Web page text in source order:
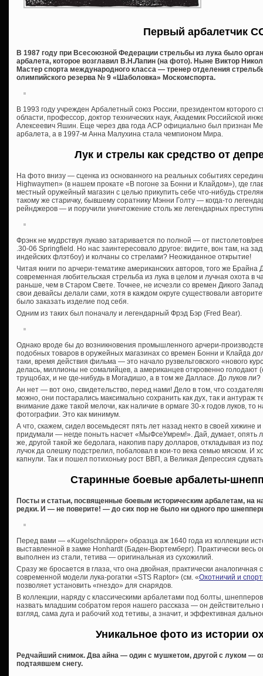
Первый арбалетчик
В 1987 году при Всесоюзной Федерации стрельбы из лука было
арбалета, которое возглавил В.Н.Лапин (на фото). Ныне Виктор
Мастер спорта международного класса — тренер отделения
олимпийского резерва № 9 «Шаболовка» Москомспорта.
В 1993 году учрежден Арбалетный союз России, президентом которого
области, профессор, доктор технических наук, Академик Российской
Алексеевич Яшин. Еще через два года АСР официально был признан
арбалета, а в 1997-м Анна Малухина стала чемпионом Мира.
Лук и стрелы как средство от
На фото внизу — сценка из основанного на реальных событиях
Highwaymen» (в нашем прокате «В погоне за Бонни и Клайдом»), где
местный оружейный магазин с целью прикупить себе что-нибудь
такому же старичку, бывшему соратнику Мэнни Голту — когда-то
рейнджеров — и поручили уничтожение столь же легендарных
Фрэнк не мудрствуя лукаво затаривается по полной — от пистолетов/
.30-06 Springfield. Но нас заинтересовало другое: видите, вон там, на
индейских флэтбоу) и колчаны со стрелами? Неожиданное открытие!
Читая книги по арчери-тематике американских авторов, того же
современная любительская стрельба из лука в целом и лучная охота в
раньше, чем в Старом Свете. Точнее, не исчезли со времен Дикого
свои девайсы делали сами, хотя в каждом округе существовали
было заказать изделие под себя.
Одним из таких был поначалу и легендарный Фрэд Бэр (Fred Bear).
Однако вроде бы до возникновения промышленного арчери-
подобных товаров в оружейных магазинах со времен Бонни и Клайда
таки, время действия фильма — это начало рузвельтовского «нового
делась, миллионы не сомалийцев, а американцев откровенно голодают
трущобах, и не где-нибудь в Могадишо, а в том же Далласе. До луков ли?
Ан нет — вот оно, свидетельство, перед нами! Дело в том, что
можно, они постарались максимально сохранить как дух, так и антураж
внимание даже такой мелочи, как наличие в ормаге 30-х годов луков, то
фотографии. Это как минимум.
А что, скажем, сидел восемьдесят пять лет назад некто в своей хижине
придумали — негде поныть насчет «МыФсеУмрем!». Дай, думает, опять
же, другой такой же бедолага, накопив пару долларов, откладывая из
лучок да олешку подстрелил, побаловал в кои-то века семью мяском. И
капнули. Так и пошел потихоньку рост ВВП, а Великая Депрессия
Старинные боевые арбалеты-
Посты и статьи, посвященные боевым историческим арбалетам, на
редки. И — не поверите! — до сих пор не было ни одного про
Перед вами — «Kugelschnäpper» образца аж 1640 года из коллекции
выставленной в замке Honhardt (Баден-Вюртемберг). Практически весь
выполнен из стали, тетива — оригинальная из сухожилий.
Сразу же бросается в глаза, что она двойная, практически
современной модели лука-рогатки «STS Raptor» (см. «Охотничий и
позволяет установить «гнездо» для снарядов.
В коллекции, наряду с классическими арбалетами под болты,
назвать младшим собратом героя нашего рассказа — он
взгляд, сама дуга и рабочий ход тетивы, а значит, и эффективная
Уникальное фото из истории
Редчайший снимок. Два айна — один с мушкетом, другой с луком —
подтаявшем снегу.